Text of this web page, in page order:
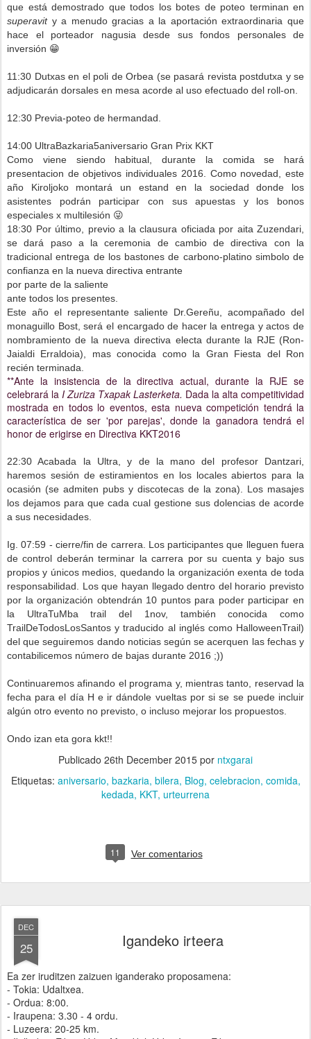
que está demostrado que todos los botes de poteo terminan en
superavity a menudo gracias a la aportación extraordinaria que
hace el porteador nagusia desde sus fondos personales de
inversión 😁
11:30 Dutxas en el poli de Orbea (se pasará revista postdutxa y se
adjudicarán dorsales en mesa acorde al uso efectuado del roll-on.
12:30 Previa-poteo de hermandad.
14:00 UltraBazkaria5aniversario Gran Prix KKT
Como viene siendo habitual, durante la comida se hará
presentacion de objetivos individuales 2016. Como novedad, este
año Kiroljoko montará un estand en la sociedad donde los
asistentes podrán participar con sus apuestas y los bonos
especiales x multilesión 😜
18:30 Por último, previo a la clausura oficiada por aita Zuzendari,
se dará paso a la ceremonia de cambio de directiva con la
tradicional entrega de los bastones de carbono-platino simbolo de
confianza en la nueva directiva entrante
por parte de la saliente
ante todos los presentes.
Este año el representante saliente Dr.Gereñu, acompañado del
monaguillo Bost, será el encargado de hacer la entrega y actos de
nombramiento de la nueva directiva electa durante la RJE (Ron-
Jaialdi Erraldoia), mas conocida como la Gran Fiesta del Ron
recién terminada.
**Ante la insistencia de la directiva actual, durante la RJE se
celebrará la I Zuriza Txapak Lasterketa. Dada la alta competitividad
mostrada en todos lo eventos, esta nueva competición tendrá la
característica de ser 'por parejas', donde la ganadora tendrá el
honor de erigirse en Directiva KKT2016
22:30 Acabada la Ultra, y de la mano del profesor Dantzari,
haremos sesión de estiramientos en los locales abiertos para la
ocasión (se admiten pubs y discotecas de la zona). Los masajes
los dejamos para que cada cual gestione sus dolencias de acorde
a sus necesidades.
Ig. 07:59 - cierre/fin de carrera. Los participantes que lleguen fuera
de control deberán terminar la carrera por su cuenta y bajo sus
propios y únicos medios, quedando la organización exenta de toda
responsabilidad. Los que hayan llegado dentro del horario previsto
por la organización obtendrán 10 puntos para poder participar en
la UltraTuMba trail del 1nov, también conocida como
TrailDeTodosLosSantos y traducido al inglés como HalloweenTrail)
del que seguiremos dando noticias según se acerquen las fechas y
contabilicemos número de bajas durante 2016 ;))
Continuaremos afinando el programa y, mientras tanto, reservad la
fecha para el día H e ir dándole vueltas por si se se puede incluir
algún otro evento no previsto, o incluso mejorar los propuestos.
Ondo izan eta gora kkt!!
Publicado 26th December 2015 por ntxgarai
Etiquetas: aniversario bazkaria bilera Blog celebracion comida
kedada KKT urteurrena
11 Ver comentarios
DEC
25 Igandeko irteera
Ea zer iruditzen zaizuen iganderako proposamena:
- Tokia: Udaltxea.
- Ordua: 8:00.
- Iraupena: 3.30 - 4 ordu.
- Luzeera: 20-25 km.